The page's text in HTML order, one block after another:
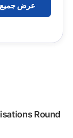
عرض جميع
Round